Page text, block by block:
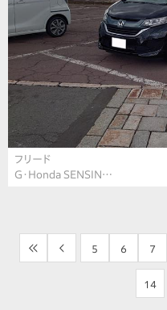
フリード
G・Honda SENSIN…
<< < 5 6 7
14